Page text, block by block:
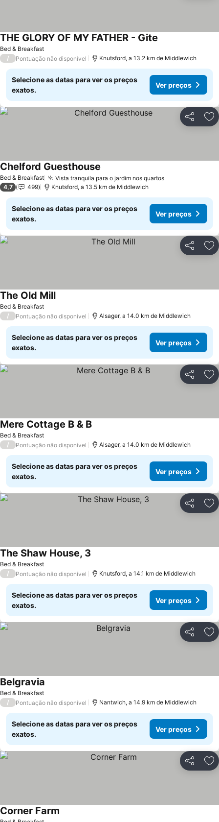
Bed & Breakfast
THE GLORY OF MY FATHER - Gite
/ Pontuação não disponível Knutsford, a 13.2 km de Middlewich
Selecione as datas para ver os preços
exatos.
Ver preços
Partilhar
Bed & Breakfast Vista tranquila para o jardim nos quartos
Chelford Guesthouse
4,7 499 Knutsford, a 13.5 km de Middlewich
Selecione as datas para ver os preços
exatos.
Ver preços
Partilhar
Bed & Breakfast
The Old Mill
/ Pontuação não disponível Alsager, a 14.0 km de Middlewich
Selecione as datas para ver os preços
exatos.
Ver preços
Partilhar
Bed & Breakfast
Mere Cottage B & B
/ Pontuação não disponível Alsager, a 14.0 km de Middlewich
Selecione as datas para ver os preços
exatos.
Ver preços
Partilhar
Bed & Breakfast
The Shaw House, 3
/ Pontuação não disponível Knutsford, a 14.1 km de Middlewich
Selecione as datas para ver os preços
exatos.
Ver preços
Partilhar
Bed & Breakfast
Belgravia
/ Pontuação não disponível Nantwich, a 14.9 km de Middlewich
Selecione as datas para ver os preços
exatos.
Ver preços
Partilhar
Corner Farm